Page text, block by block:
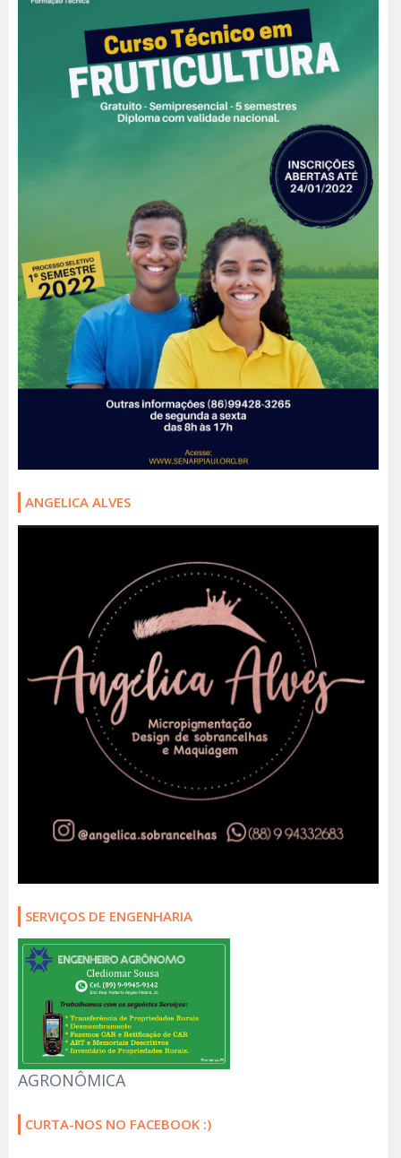
ANGELICA ALVES
SERVIÇOS DE ENGENHARIA
AGRONÔMICA
CURTA-NOS NO FACEBOOK :)